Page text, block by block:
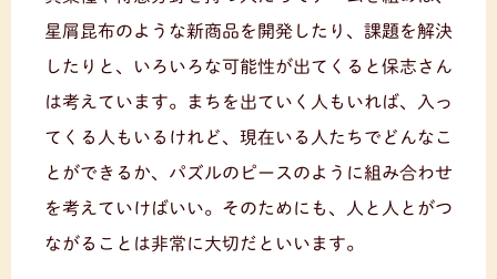
星屑昆布のような新商品を開発したり、課題を解決
したりと、いろいろな可能性が出てくると保志さん
は考えています。まちを出ていく人もいれば、入っ
てくる人もいるけれど、現在いる人たちでどんなこ
とができるか、パズルのピースのように組み合わせ
を考えていけばいい。そのためにも、人と人とがつ
ながることは非常に大切だといいます。